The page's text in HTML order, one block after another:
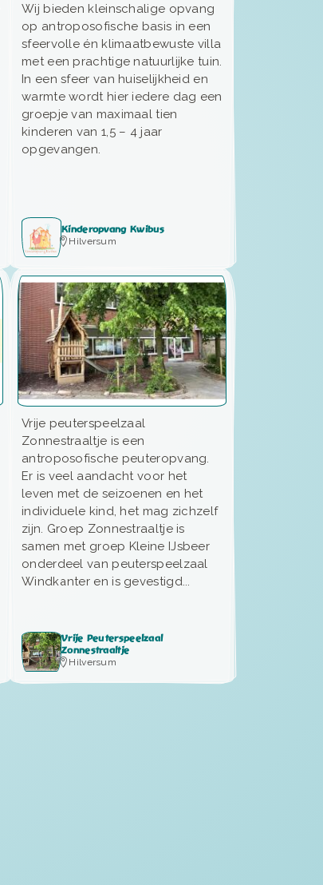
Wij bieden kleinschalige opvang
op antroposofische basis in een
sfeervolle én klimaatbewuste villa
met een prachtige natuurlijke tuin.
In een sfeer van huiselijkheid en
warmte wordt hier iedere dag een
groepje van maximaal tien
kinderen van 1,5 – 4 jaar
opgevangen.
Kinderopvang Kwibus
Hilversum
Vrije peuterspeelzaal
Zonnestraaltje is een
antroposofische peuteropvang.
Er is veel aandacht voor het
leven met de seizoenen en het
individuele kind, het mag zichzelf
zijn. Groep Zonnestraaltje is
samen met groep Kleine IJsbeer
onderdeel van peuterspeelzaal
Windkanter en is gevestigd...
Vrije Peuterspeelzaal
Zonnestraaltje
Hilversum